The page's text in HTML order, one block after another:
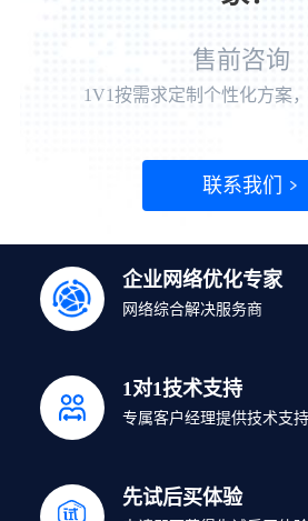
售前咨询
1V1按需求定制个性化方案
联系我们
企业网络优化专家
网络综合解决服务商
1对1技术支持
专属客户经理提供技术支持
先试后买体验